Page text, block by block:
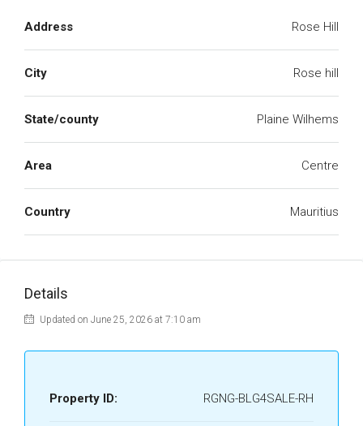
Address Rose Hill
City Rose hill
State/county Plaine Wilhems
Area Centre
Country Mauritius
Details
Updated on June 25, 2026 at 7:10 am
Property ID: RGNG-BLG4SALE-RH